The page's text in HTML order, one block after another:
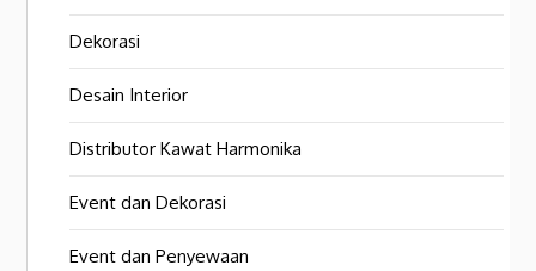
Dekorasi
Desain Interior
Distributor Kawat Harmonika
Event dan Dekorasi
Event dan Penyewaan